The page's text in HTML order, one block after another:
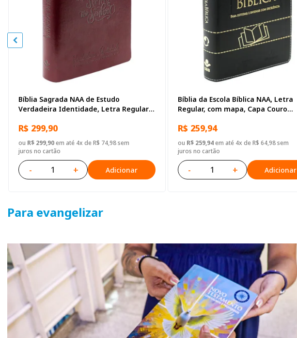
Bíblia Sagrada NAA de Estudo
Verdadeira Identidade, Letra Regular,
Ilustrada Marrom
R$ 299,90
ou R$ 299,90em até 4x de R$ 74,98 sem
juros no cartão
- + Adicionar
Bíblia da Escola Bíblica NAA, Letra
Regular, com mapa, Capa Couro
R$ 259,94
ou R$ 259,94em até 4x de R$ 64,98 sem
juros no cartão
- + Adicionar
Para evangelizar